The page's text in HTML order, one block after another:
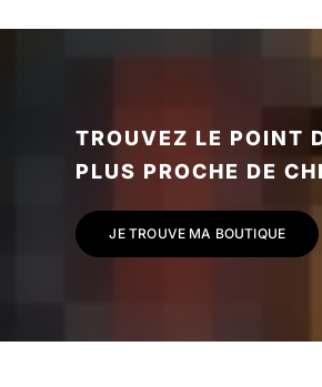
TROUVEZ LE POINT
PLUS PROCHE DE
JE TROUVE MA BOUTIQUE